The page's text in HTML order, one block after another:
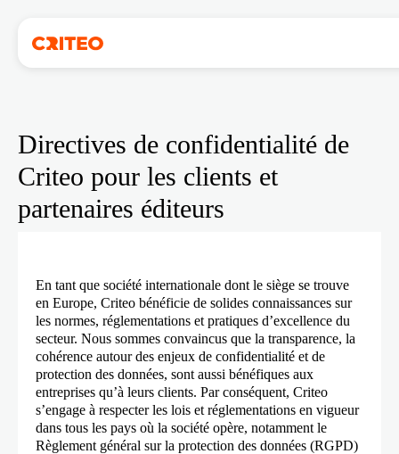
Directives de confidentialité de
Criteo pour les clients et
partenaires éditeurs
En tant que société internationale dont le siège se trouve
en Europe, Criteo bénéficie de solides connaissances sur
les normes, réglementations et pratiques d’excellence du
secteur. Nous sommes convaincus que la transparence, la
cohérence autour des enjeux de confidentialité et de
protection des données, sont aussi bénéfiques aux
entreprises qu’à leurs clients. Par conséquent, Criteo
s’engage à respecter les lois et réglementations en vigueur
dans tous les pays où la société opère, notamment le
Règlement général sur la protection des données (RGPD)